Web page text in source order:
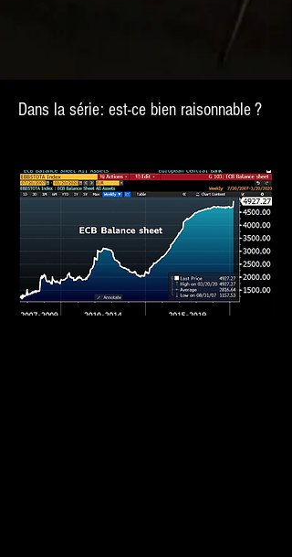
Dans la série: est-ce bien raisonnable ?